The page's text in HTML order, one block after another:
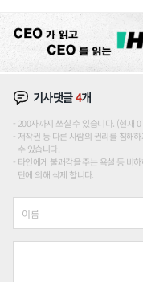
기사댓글4개
200자까지 쓰실 수 있습니다. (현재
저작권 등 다른 사람의 권리를 침해
수 있습니다.
타인에게 불쾌감을 주는 욕설 등 비
단에 의해 삭제 합니다.